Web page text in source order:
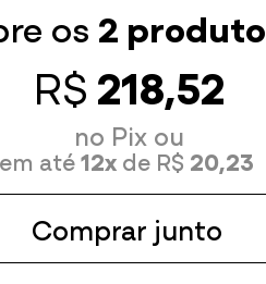
Tamanho
Tamanho
os 2
R$218,52
no Pix ou
em até12xde R$ 20,23
Comprar junto